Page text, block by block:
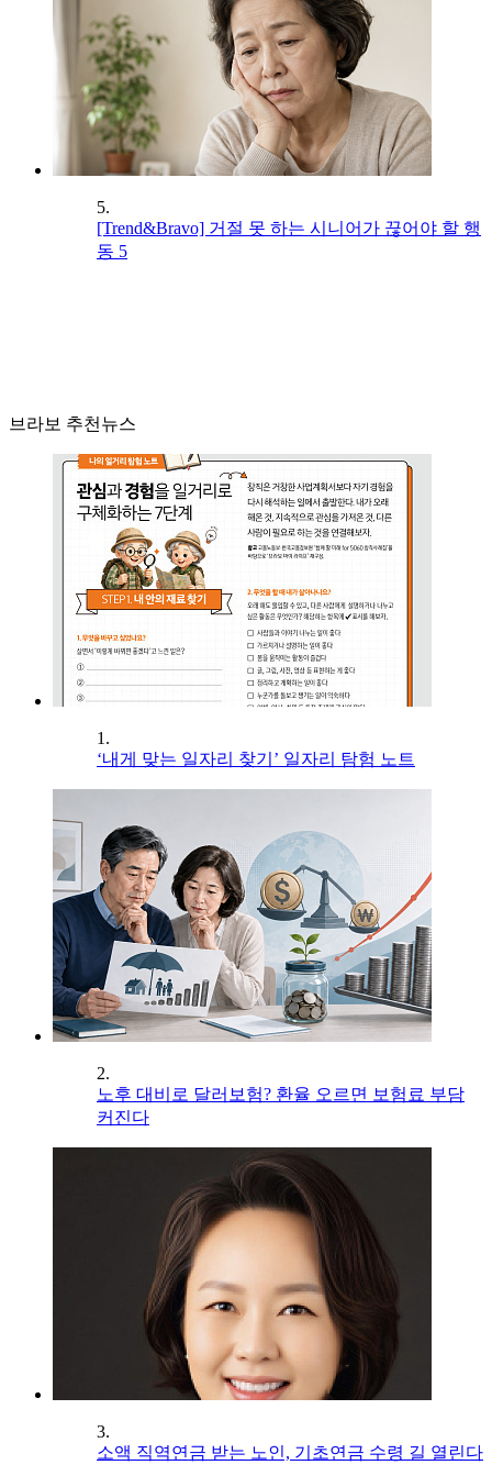
5.
[Trend&Bravo] 거절 못 하는 시니어가 끊어야 할 행
동 5
브라보 추천뉴스
1.
‘내게 맞는 일자리 찾기’ 일자리 탐험 노트
2.
노후 대비로 달러보험? 환율 오르면 보험료 부담
커진다
3.
소액 직역연금 받는 노인, 기초연금 수령 길 열린다